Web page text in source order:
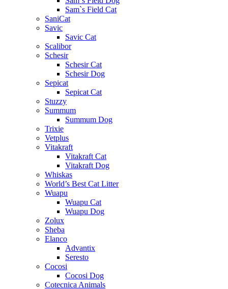
Sam`s Field Cat
SaniCat
Savic
Savic Cat
Scalibor
Schesir
Schesir Cat
Schesir Dog
Sepicat
Sepicat Cat
Stuzzy
Summum
Summum Dog
Trixie
Vetplus
Vitakraft
Vitakraft Cat
Vitakraft Dog
Whiskas
World’s Best Cat Litter
Wuapu
Wuapu Cat
Wuapu Dog
Zolux
Sheba
Elanco
Advantix
Seresto
Cocosi
Cocosi Dog
Cotecnica Animals